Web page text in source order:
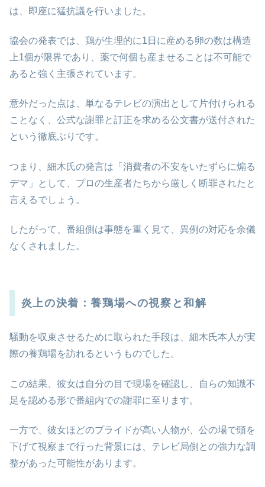
は、即座に猛抗議を行いました。
協会の発表では、鶏が生理的に1日に産める卵の数は構造
上1個が限界であり、薬で何個も産ませることは不可能で
あると強く主張されています。
意外だった点は、単なるテレビの演出として片付けられる
ことなく、公式な謝罪と訂正を求める公文書が送付された
という徹底ぶりです。
つまり、細木氏の発言は「消費者の不安をいたずらに煽る
デマ」として、プロの生産者たちから厳しく断罪されたと
言えるでしょう。
したがって、番組側は事態を重く見て、異例の対応を余儀
なくされました。
炎上の決着：養鶏場への視察と和解
騒動を収束させるために取られた手段は、細木氏本人が実
際の養鶏場を訪れるというものでした。
この結果、彼女は自分の目で現場を確認し、自らの知識不
足を認める形で番組内での謝罪に至ります。
一方で、彼女ほどのプライドが高い人物が、公の場で頭を
下げて視察まで行った背景には、テレビ局側との強力な調
整があった可能性があります。